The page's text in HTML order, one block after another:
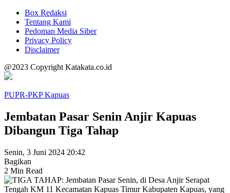
Box Redaksi
Tentang Kami
Pedoman Media Siber
Privacy Policy
Disclaimer
@2023 Copyright Katakata.co.id
PUPR-PKP Kapuas
Jembatan Pasar Senin Anjir Kapuas
Dibangun Tiga Tahap
Senin, 3 Juni 2024 20:42
Bagikan
2 Min Read